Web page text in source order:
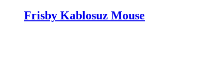
Frisby Kablosuz Mouse